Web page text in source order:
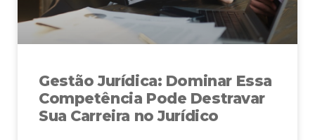
Gestão Jurídica: Dominar Essa
Competência Pode Destravar
Sua Carreira no Jurídico